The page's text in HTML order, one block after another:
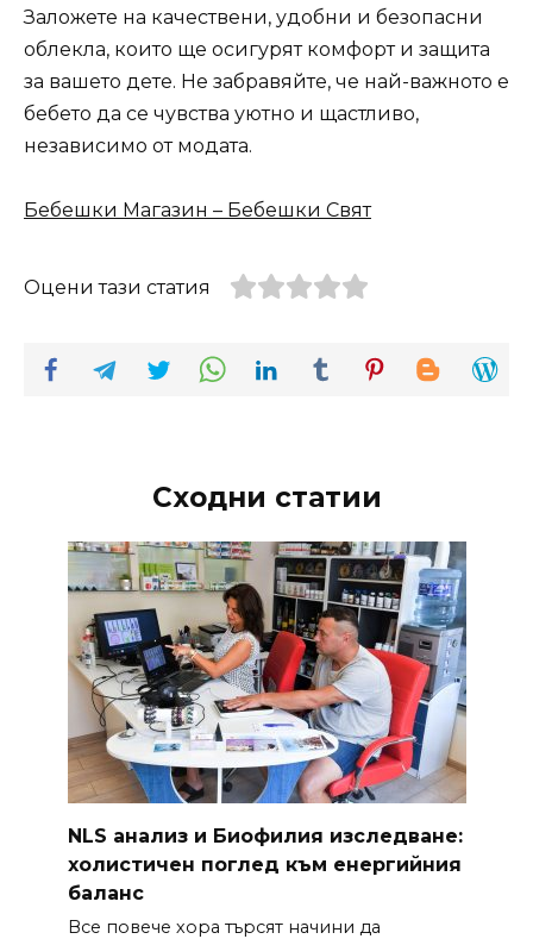
Заложете на качествени, удобни и безопасни
облекла, които ще осигурят комфорт и защита
за вашето дете. Не забравяйте, че най-важното е
бебето да се чувства уютно и щастливо,
независимо от модата.
Бебешки Магазин – Бебешки Свят
Оцени тази статия
Сходни статии
NLS анализ и Биофилия изследване:
холистичен поглед към енергийния
баланс
Все повече хора търсят начини да